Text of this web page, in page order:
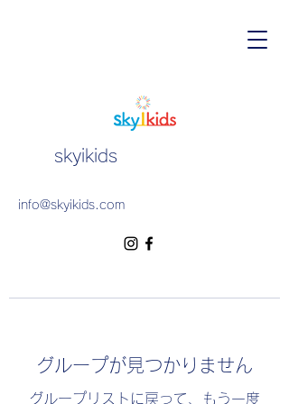
skyikids
info@skyikids.com
グループが見つかりません
グループリストに戻って、もう一度